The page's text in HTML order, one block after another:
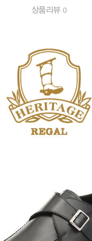
상품리뷰 0